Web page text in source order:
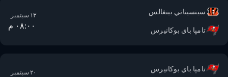
سينسيناتي بينغالس
تامپا باي بوكانيرس ٠٨:٠٠ م
تامپا باي بوكانيرس